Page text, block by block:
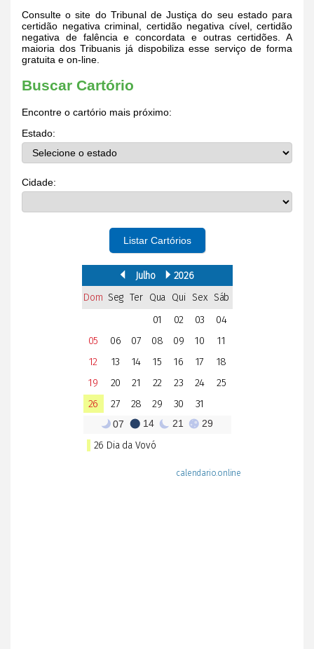
Consulte o site do Tribunal de Justiça do seu estado para
certidão negativa criminal, certidão negativa cível, certidão
negativa de falência e concordata e outras certidões. A
maioria dos Tribuanis já dispobiliza esse serviço de forma
gratuita e on-line.
Buscar Cartório
Encontre o cartório mais próximo:
Estado:
Cidade:
Listar Cartórios